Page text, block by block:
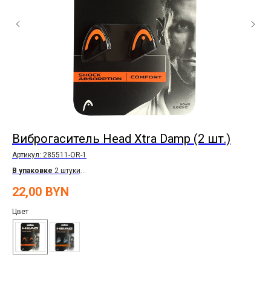
Виброгаситель Head Xtra Damp (2 шт.)
Артикул: 285511-OR-1
В упаковке 2 штуки
22,00 BYN
Цвет